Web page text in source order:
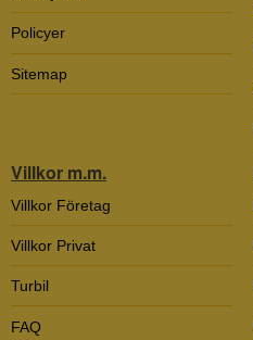
Policyer
Sitemap
Villkor m.m.
Villkor Företag
Villkor Privat
Turbil
FAQ